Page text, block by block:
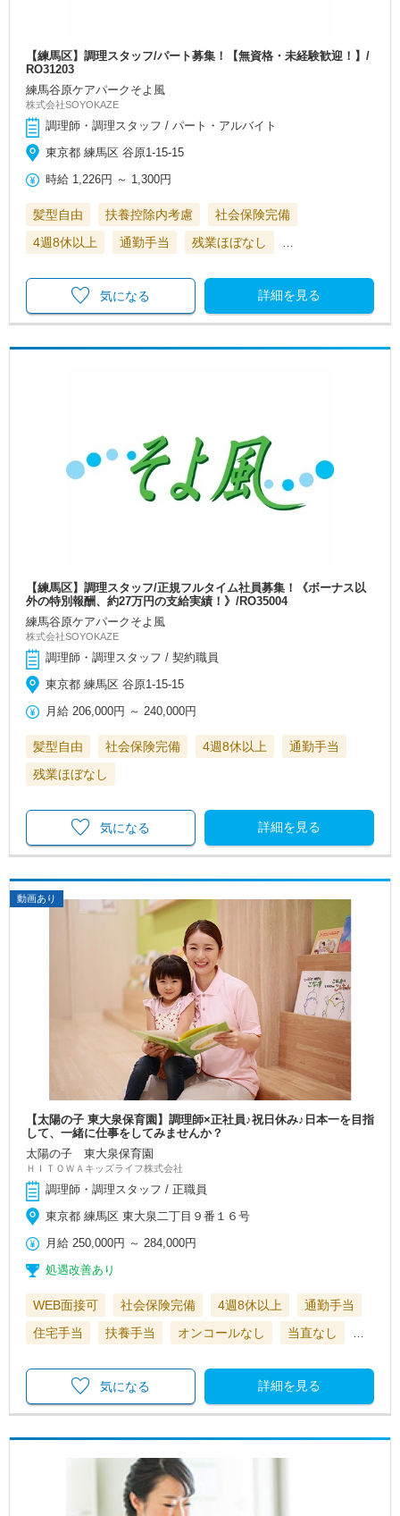
【練馬区】調理スタッフ/パート募集！【無資格・未経験歓迎！】/
RO31203
練馬谷原ケアパークそよ風
株式会社SOYOKAZE
調理師・調理スタッフ / パート・アルバイト
東京都 練馬区 谷原1-15-15
時給 1,226円 ～ 1,300円
髪型自由 扶養控除内考慮
社会保険完備
4週8休以上
通勤手当 残業ほぼなし …
詳細を見る
気になる
【練馬区】調理スタッフ/正規フルタイム社員募集！《ボーナス以
外の特別報酬、約27万円の支給実績！》/RO35004
練馬谷原ケアパークそよ風
株式会社SOYOKAZE
調理師・調理スタッフ / 契約職員
東京都 練馬区 谷原1-15-15
月給 206,000円 ～240,000円
髪型自由 社会保険完備 4週8休以上
通勤手当
残業ほぼなし
詳細を見る
気になる
動画あり
【太陽の子 東大泉保育園】調理師×正社員♪祝日休み♪日本一を目指
して、一緒に仕事をしてみませんか？
太陽の子 東大泉保育園
ＨＩＴＯＷＡキッズライフ株式会社
調理師・調理スタッフ / 正職員
東京都 練馬区 東大泉二丁目９番１６号
月給 250,000円 ～284,000円
処遇改善あり
WEB面接可 社会保険完備 4週8休以上
通勤手当
住宅手当
扶養手当 オンコールなし 当直なし …
詳細を見る
気になる